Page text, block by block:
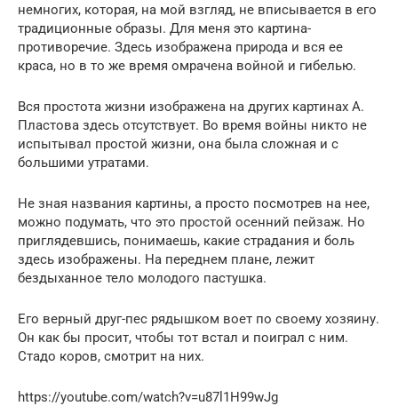
немногих, которая, на мой взгляд, не вписывается в его
традиционные образы. Для меня это картина-
противоречие. Здесь изображена природа и вся ее
краса, но в то же время омрачена войной и гибелью.
Вся простота жизни изображена на других картинах А.
Пластова здесь отсутствует. Во время войны никто не
испытывал простой жизни, она была сложная и с
большими утратами.
Не зная названия картины, а просто посмотрев на нее,
можно подумать, что это простой осенний пейзаж. Но
приглядевшись, понимаешь, какие страдания и боль
здесь изображены. На переднем плане, лежит
бездыханное тело молодого пастушка.
Его верный друг-пес рядышком воет по своему хозяину.
Он как бы просит, чтобы тот встал и поиграл с ним.
Стадо коров, смотрит на них.
https://youtube.com/watch?v=u87l1H99wJg